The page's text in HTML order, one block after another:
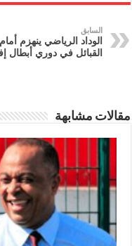
السابق
الوداد الرياضي ينهزم
القبائل في دوري أبطال
مقالات مشابهة